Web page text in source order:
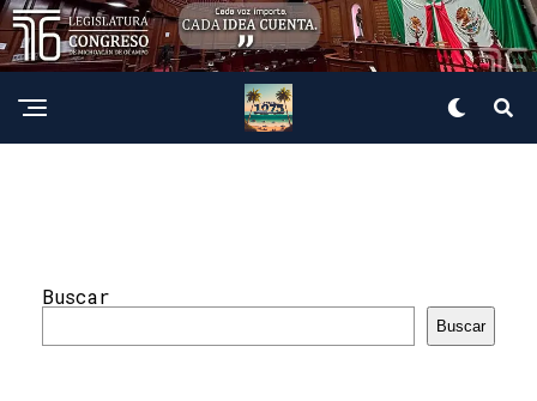
Buscar
Buscar